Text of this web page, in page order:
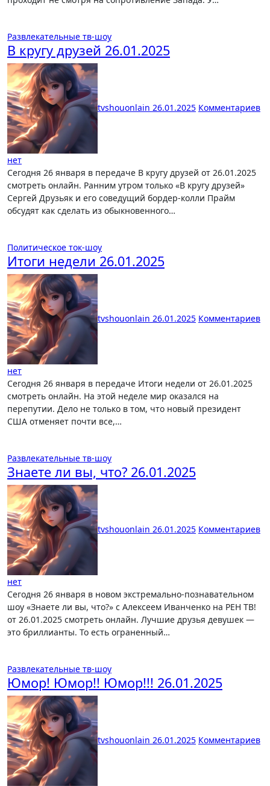
Развлекательные тв-шоу
В кругу друзей 26.01.2025
tvshouonlain 26.01.2025 Комментариев
нет
Сегодня 26 января в передаче В кругу друзей от 26.01.2025
смотреть онлайн. Ранним утром только «В кругу друзей»
Сергей Друзьяк и его соведущий бордер-колли Прайм
обсудят как сделать из обыкновенного…
Политическое ток-шоу
Итоги недели 26.01.2025
tvshouonlain 26.01.2025 Комментариев
нет
Сегодня 26 января в передаче Итоги недели от 26.01.2025
смотреть онлайн. На этой неделе мир оказался на
перепутии. Дело не только в том, что новый президент
США отменяет почти все,…
Развлекательные тв-шоу
Знаете ли вы, что? 26.01.2025
tvshouonlain 26.01.2025 Комментариев
нет
Сегодня 26 января в новом экстремально-познавательном
шоу «Знаете ли вы, что?» с Алексеем Иванченко на РЕН ТВ!
от 26.01.2025 смотреть онлайн. Лучшие друзья девушек —
это бриллианты. То есть ограненный…
Развлекательные тв-шоу
Юмор! Юмор!! Юмор!!! 26.01.2025
tvshouonlain 26.01.2025 Комментариев